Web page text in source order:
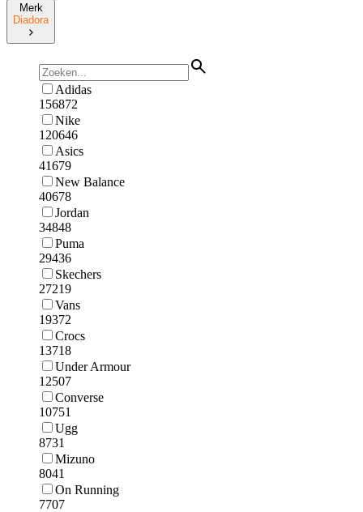
Merk
Diadora
Adidas
156872
Nike
120646
Asics
41679
New Balance
40678
Jordan
34848
Puma
29436
Skechers
27219
Vans
19372
Crocs
13718
Under Armour
12507
Converse
10751
Ugg
8731
Mizuno
8041
On Running
7707